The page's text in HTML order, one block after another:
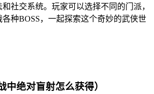
社交系统。玩家可以选择不同的门派，
种BOSS，一起探索这个奇妙的武侠世
中绝对盲射怎么获得）